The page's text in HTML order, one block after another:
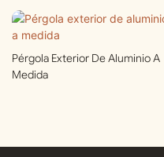
Pérgola Exterior De Aluminio A
Medida